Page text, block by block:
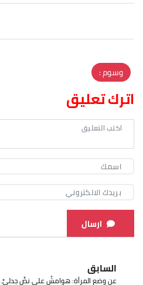
وسوم :
اترك تعليق
ارسال
السابق
عن وضع المرأة: هوامشٌ على نصٍّ جدليٍّ.